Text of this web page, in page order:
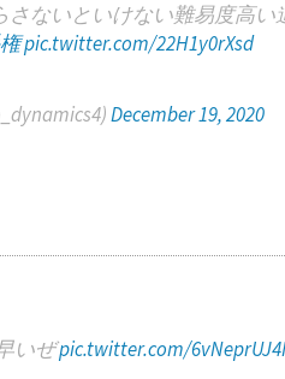
ないといけない難易度高い
pic.twitter.com/22H1y0rXsd
December 19, 2020
いぜpic.twitter.com/